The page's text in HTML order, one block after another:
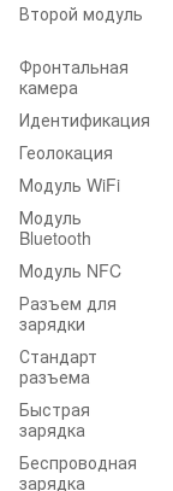
Второй модуль
Фронтальная
камера
Идентификация
Геолокация
Модуль WiFi
Модуль
Bluetooth
Модуль NFC
Разъем для
зарядки
Стандарт
разъема
Быстрая
зарядка
Беспроводная
зарядка